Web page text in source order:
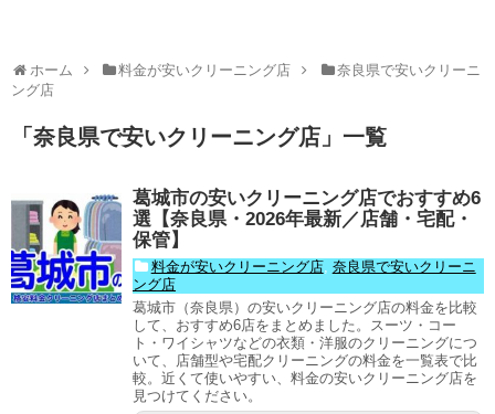
ホーム 料金が安いクリーニング店
奈良県で安いクリーニ
ング店
「 奈良県で安いクリーニング店 」 一覧
葛城市の安いクリーニング店でおすすめ6
選【奈良県・2026年最新／店舗・宅配・
保管】
料金が安いクリーニング店, 奈良県で安いクリーニ
ング店
葛城市（奈良県）の安いクリーニング店の料金を比較
して、おすすめ6店をまとめました。スーツ・コー
ト・ワイシャツなどの衣類・洋服のクリーニングにつ
いて、店舗型や宅配クリーニングの料金を一覧表で比
較。近くて使いやすい、料金の安いクリーニング店を
見つけてください。